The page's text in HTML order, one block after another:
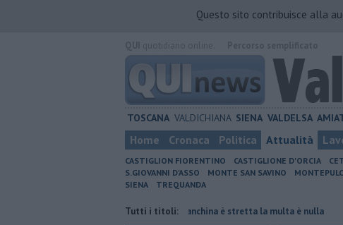
Questo sito contribuisce alla
TOSCANA VALDICHIANA SIENA VALDELSA
Home Cronaca Politica Attualità
CASTIGLION FIORENTINO CASTIGLIONE D'ORCIA
S.GIOVANNI D'ASSO
MONTE SAN SAVINO
SIENA
TREQUANDA
Tutti i titoli:
Autovelox, se la banchina è stretta la multa è nulla Uccise